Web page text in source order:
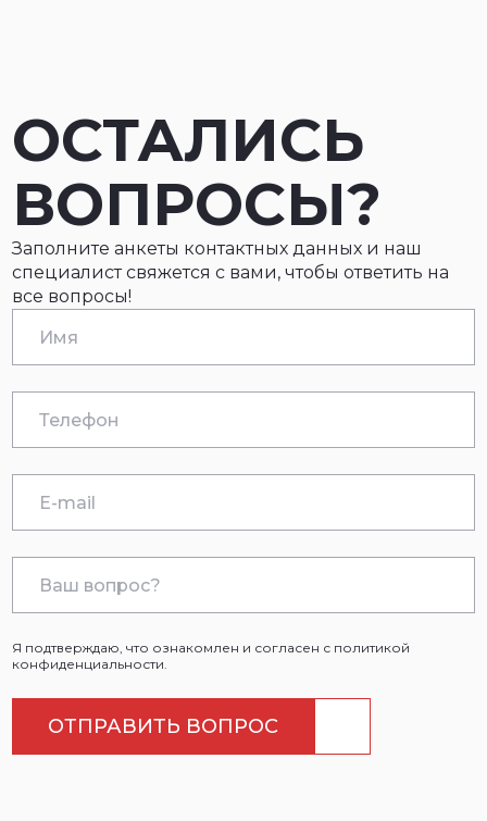
ОСТАЛИСЬ
ВОПРОСЫ?
Заполните анкеты контактных данных и наш
специалист свяжется с вами, чтобы ответить на
все вопросы!
Я подтверждаю, что ознакомлен и согласен с политикой
конфиденциальности.
ОТПРАВИТЬ ВОПРОС